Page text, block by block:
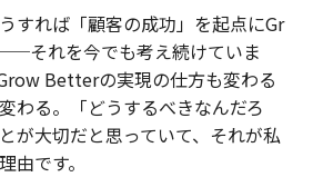
すれば「顧客の成功」を起点にGr
それを今でも考え続けていま
Betterの実現の仕方も変わる
わる。「どうするべきなんだろ
が大切だと思っていて、それが私
由です。